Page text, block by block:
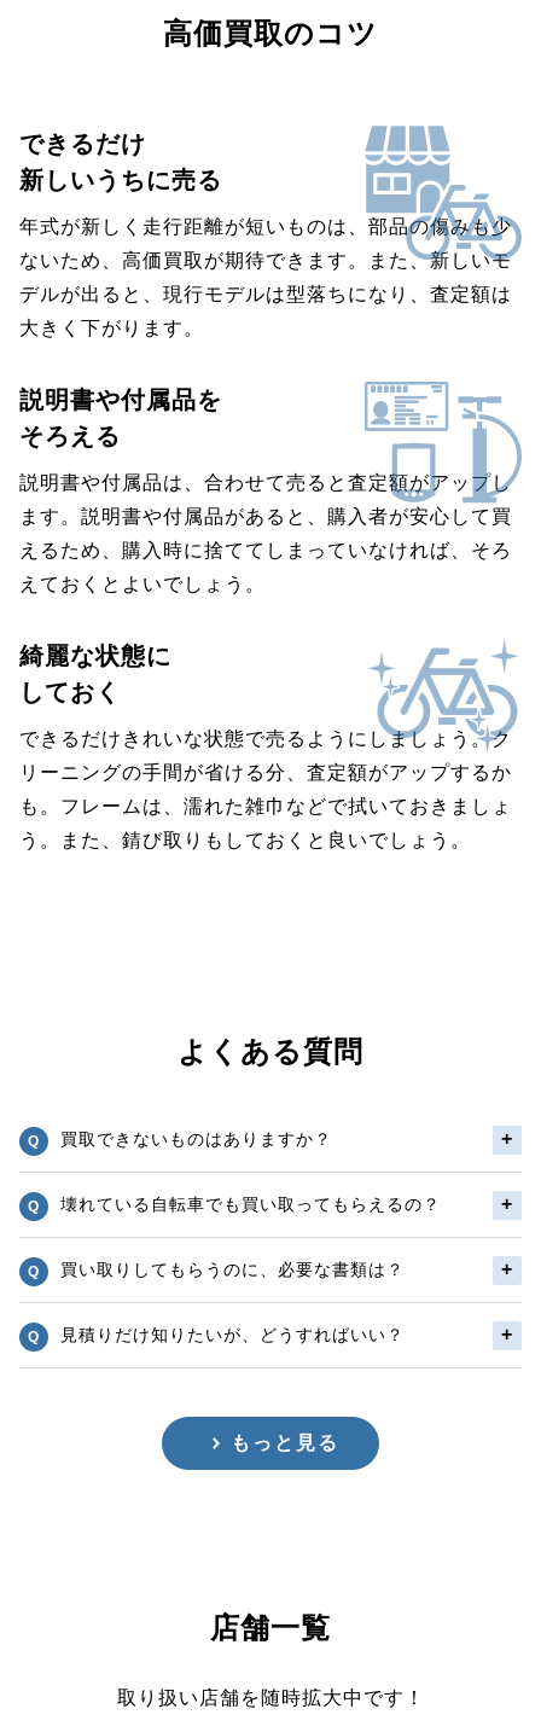
高価買取のコツ
できるだけ
新しいうちに売る
年式が新しく走行距離が短いものは、部品の傷みも少
ないため、高価買取が期待できます。また、新しいモ
デルが出ると、現行モデルは型落ちになり、査定額は
大きく下がります。
説明書や付属品を
そろえる
説明書や付属品は、合わせて売ると査定額がアップし
ます。説明書や付属品があると、購入者が安心して買
えるため、購入時に捨ててしまっていなければ、そろ
えておくとよいでしょう。
綺麗な状態に
しておく
できるだけきれいな状態で売るようにしましょう。ク
リーニングの手間が省ける分、査定額がアップするか
も。フレームは、濡れた雑巾などで拭いておきましょ
う。また、錆び取りもしておくと良いでしょう。
よくある質問
買取できないものはありますか？
壊れている自転車でも買い取ってもらえるの？
買い取りしてもらうのに、必要な書類は？
見積りだけ知りたいが、どうすればいい？
もっと見る
店舗一覧
取り扱い店舗を随時拡大中です！